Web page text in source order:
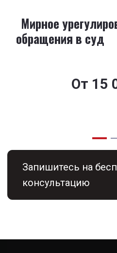
Мирное
обращения в
От 15
Запишитесь на
консультацию